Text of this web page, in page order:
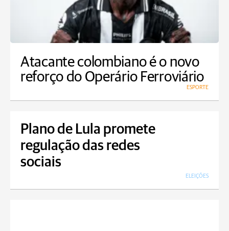
Atacante colombiano é o novo
reforço do Operário Ferroviário
ESPORTE
Plano de Lula promete
regulação das redes
sociais
ELEIÇÕES